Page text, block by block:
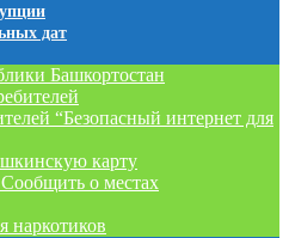
дат
Башкортостан
“Безопасный интернет для
карту
о местах
наркотиков